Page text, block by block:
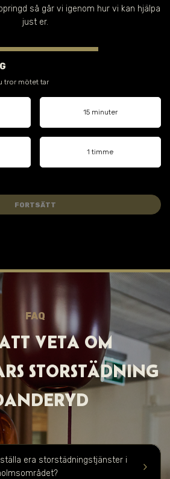
så går vi igenom hur vi kan hjälpa
just er.
tror mötet tar
15 minuter
1 timme
FORTSÄTT
FAQ
VET A OM
STORSTÄDNING
keyboard_arrow_right
era storstädningstjänster i